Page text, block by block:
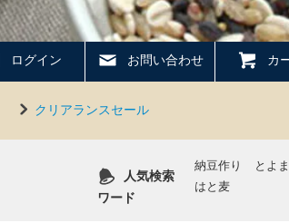
ログイン お問い合わせ カ
クリアランスセール
人気検索
ワード
納豆作り
とよ
はと麦